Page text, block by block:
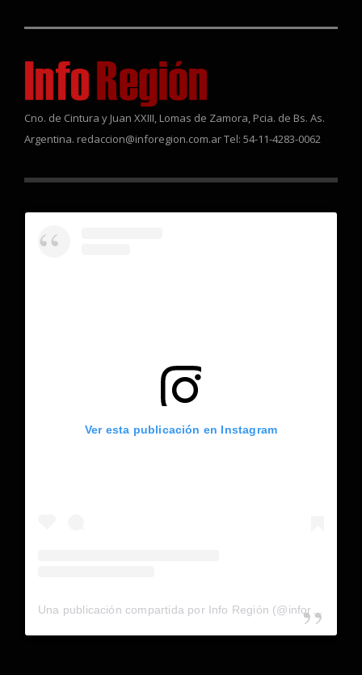
Cno. de Cintura y Juan XXIII, Lomas de Zamora, Pcia. de Bs. As.
Argentina. redaccion@inforegion.com.ar Tel: 54-11-4283-0062
Ver esta publicación en Instagram
Una publicación compartida por Info Región (@inforegion_redes)